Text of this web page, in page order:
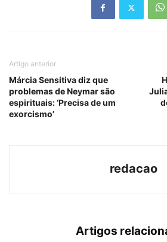
Artigo anterior
Márcia Sensitiva diz que
problemas de Neymar são
espirituais: ‘Precisa de um
exorcismo’
redacao
Artigos